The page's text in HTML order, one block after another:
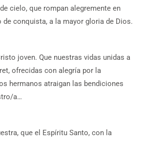
cielo, que rompan alegremente en
conquista, a la mayor gloria de Dios.
joven. Que nuestras vidas unidas a
ofrecidas con alegría por la
hermanos atraigan las bendiciones
a…
que el Espíritu Santo, con la